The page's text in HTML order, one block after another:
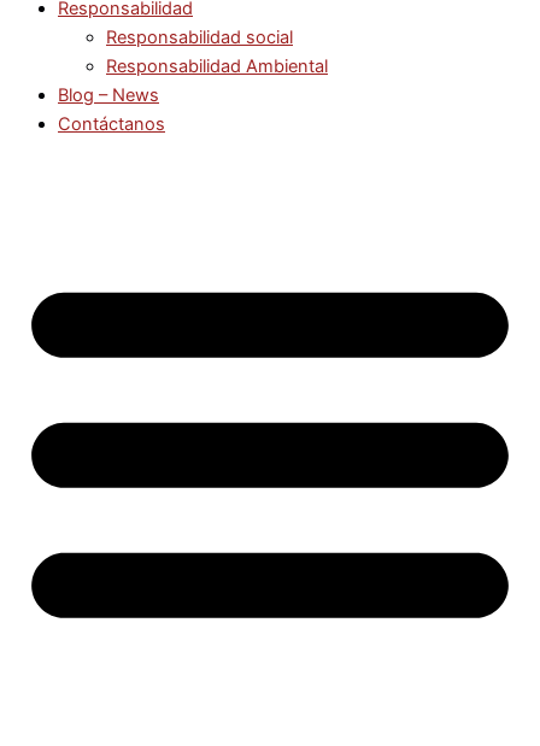
Responsabilidad
Responsabilidad social
Responsabilidad Ambiental
Blog – News
Contáctanos